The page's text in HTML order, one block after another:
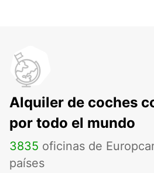
Alquiler de coches
por todo el mundo
3835 oficinas de
países